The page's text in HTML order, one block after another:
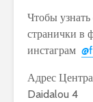
Чтобы
странички в
инстаграм
Адрес
Daidalou 4